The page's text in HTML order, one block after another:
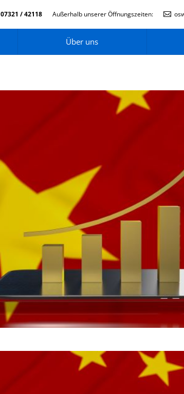
07321 / 42118 Außerhalb unserer Öffnungszeiten:
Über uns